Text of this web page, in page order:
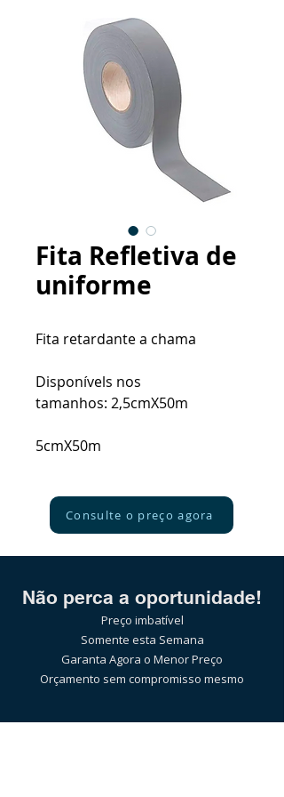
Fita Refletiva de
uniforme
Fita retardante a chama
Disponívels nos
tamanhos: 2,5cmX50m
5cmX50m
Consulte o preço agora
Não perca a oportunidade!
Preço imbatível
Somente esta Semana
Garanta Agora o Menor Preço
Orçamento sem compromisso mesmo
Pelo WhatsApp: